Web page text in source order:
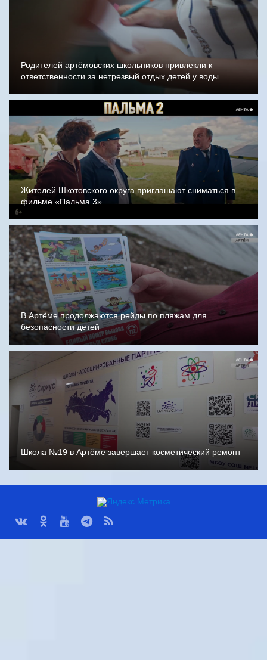
Родителей артёмовских школьников привлекли к
ответственности за нетрезвый отдых детей у воды
Жителей Шкотовского округа приглашают сниматься в
фильме «Пальма 3»
В Артёме продолжаются рейды по пляжам для
безопасности детей
Школа №19 в Артёме завершает косметический ремонт